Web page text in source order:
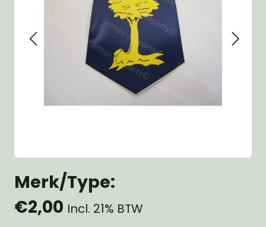
Merk/Type:
€2,00 Incl. 21% BTW